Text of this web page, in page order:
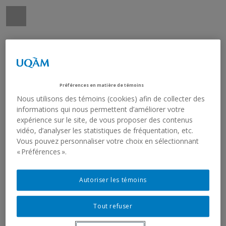
Préférences en matière de témoins
Nous utilisons des témoins (cookies) afin de collecter des
informations qui nous permettent d’améliorer votre
expérience sur le site, de vous proposer des contenus
vidéo, d’analyser les statistiques de fréquentation, etc.
Vous pouvez personnaliser votre choix en sélectionnant
« Préférences ».
Tout refuser
Autoriser les témoins